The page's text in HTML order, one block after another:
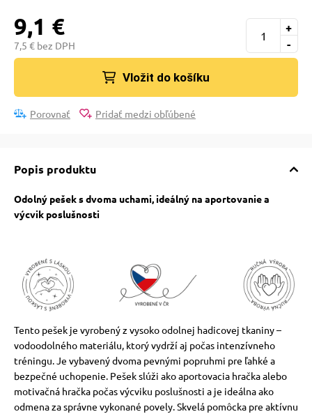
mačky
mačky
podložky
9,1 €
7,5 € bez DPH -
+
Vložit do košíku
Porovnať Pridať medzi obľúbené
Popis produktu
Odolný pešek s dvoma uchami, ideálný na aportovanie a
výcvik poslušnosti
Tento pešek je vyrobený z vysoko odolnej hadicovej tkaniny –
vodoodolného materiálu, ktorý vydrží aj počas intenzívneho
tréningu. Je vybavený dvoma pevnými popruhmi pre ľahké a
bezpečné uchopenie. Pešek slúži ako aportovacia hračka alebo
motivačná hračka počas výcviku poslušnosti a je ideálna ako
odmena za správne vykonané povely. Skvelá pomôcka pre aktívnu